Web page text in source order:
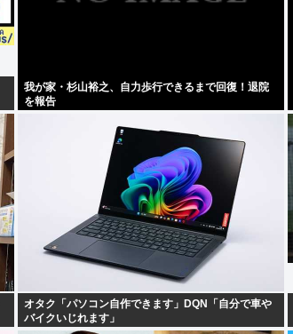
我が家・杉山裕之、自力歩行できるまで回復！退院
を報告
オタク「パソコン自作できます」DQN「自分で車や
バイクいじれます」